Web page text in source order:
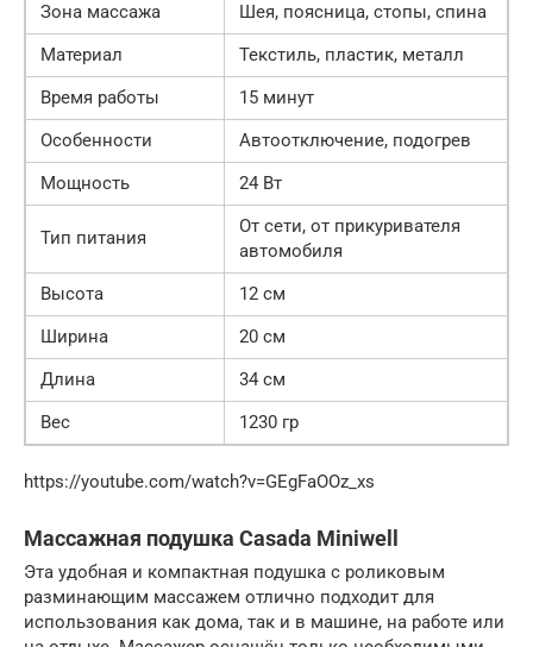
Зона массажа
Шея, поясница, стопы, спина
Материал
Текстиль, пластик, металл
Время работы
15 минут
Особенности
Автоотключение, подогрев
Мощность
24 Вт
Тип питания
От сети, от прикуривателя
автомобиля
Высота
12 см
Ширина
20 см
Длина
34 см
Вес
1230 гр
https://youtube.com/watch?v=GEgFaOOz_xs
Массажная подушка Casada Miniwell
Эта удобная и компактная подушка с роликовым
разминающим массажем отлично подходит для
использования как дома, так и в машине, на работе или